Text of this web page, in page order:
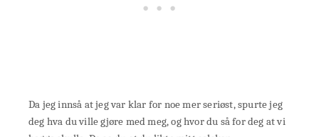
Da jeg innså at jeg var klar for noe mer seriøst, spurte jeg
deg hva du ville gjøre med meg, og hvor du så for deg at vi